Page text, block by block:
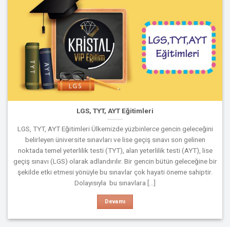
LGS, TYT, AYT Eğitimleri
LGS, TYT, AYT Eğitimleri Ülkemizde yüzbinlerce gencin geleceğini
belirleyen üniversite sınavları ve lise geçiş sınavı son gelinen
noktada temel yeterlilik testi (TYT), alan yeterlilik testi (AYT), lise
geçiş sınavı (LGS) olarak adlandırılır. Bir gencin bütün geleceğine bir
şekilde etki etmesi yönüyle bu sınavlar çok hayati öneme sahiptir.
Dolayısıyla bu sınavlara [...]
Devamı